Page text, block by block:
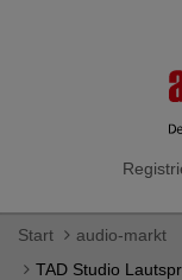
Start
audio-markt
TAD Studio